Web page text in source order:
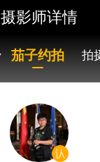
摄影师详情
茄子约拍 拍